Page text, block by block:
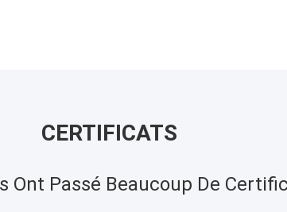
CERTIFICATS
Ont Passé Beaucoup De